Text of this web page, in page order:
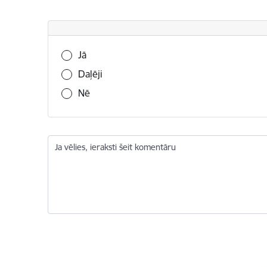
Vai šī informācija bija noderīga?
Jā
Daļēji
Nē
Ja vēlies, ieraksti šeit komentāru